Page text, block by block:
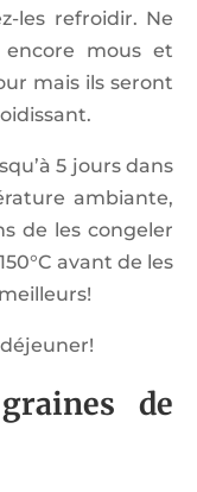
les refroidir. Ne
mous et
mais ils seront
5 jours dans
ambiante,
de les congeler
avant de les
de